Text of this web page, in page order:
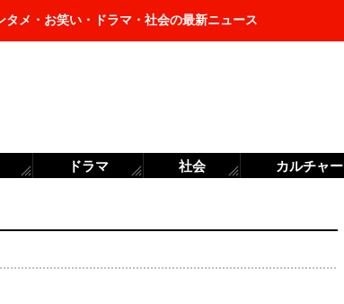
タメ・お笑い・ドラマ・社会の最新ニュース
ドラマ 社会 カルチャー